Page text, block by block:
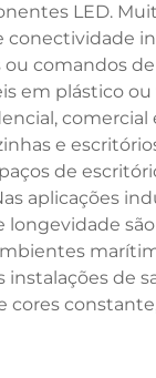
LED.
conectividade
comandos
em plástico
e
de
aplicações
de